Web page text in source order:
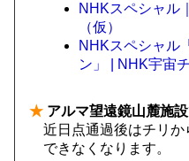
NHKスペシャル
（仮）
NHKスペシャル
ン」 | NHK宇宙
★ アルマ望遠鏡山麓施
近日点通過後はチリ
できなくなります。